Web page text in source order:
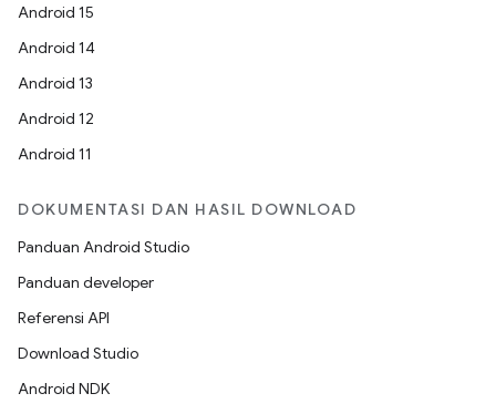
Android 15
Android 14
Android 13
Android 12
Android 11
DOKUMENTASI DAN HASIL DOWNLOAD
Panduan Android Studio
Panduan developer
Referensi API
Download Studio
Android NDK